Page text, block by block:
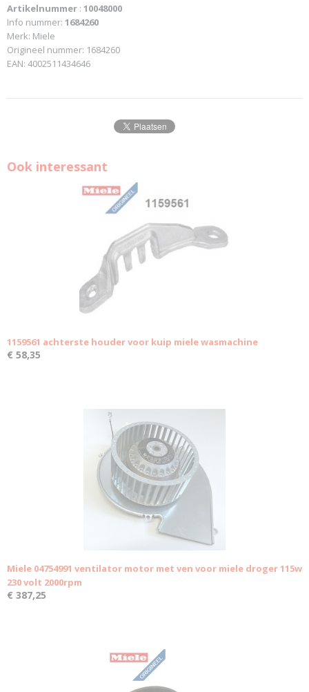
Artikelnummer : 10048000
Info nummer: 1684260
Merk: Miele
Origineel nummer: 1684260
EAN: 4002511434646
Ook interessant
1159561 achterste houder voor kuip miele wasmachine
€ 58,35
Miele 04754991 ventilator motor met ven voor miele droger 115w
230 volt 2000rpm
€ 387,25